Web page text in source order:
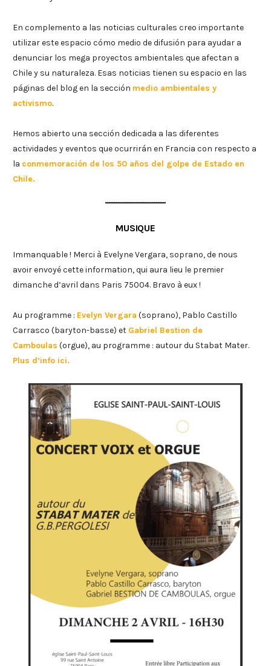
En complemento a las noticias culturales creo importante
utilizar este espacio cómo medio de difusión para ayudar a
denunciar los mega proyectos ambientales que afectan a
Chile y su naturaleza. Esas noticias tienen su espacio en las
páginas del blog en la sección medio ambientales y
activismo.
Hemos abierto una sección dedicada a las diferentes
actividades y eventos que ocurrirán en Francia con respecto a
la conmemoración de los 50 años del golpe de Estado en
Chile.
MUSIQUE
Immanquable ! Merci à Evelyne Vergara, soprano, de nous
avoir envoyé cette information, qui aura lieu le premier
dimanche d’avril dans Paris 75004. Bravo à eux !
Au programme : Evelyn Vergara (soprano), Pablo Castillo
Carrasco (baryton-basse) et Gabriel Bestion de
Camboulas (orgue), au programme : autour du Stabat Mater.
Plus d’info ici.